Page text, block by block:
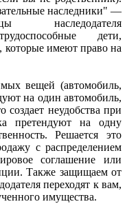
наследники" —
наследодателя
дети,
которые имеют право на
вещей (автомобиль,
на один автомобиль,
создает неудобства при
претендуют на одну
Решается это
с распределением
соглашение или
Также защищаем от
переходят к вам,
имущества.